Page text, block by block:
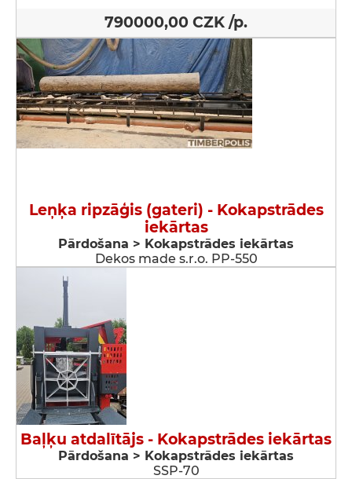
790000,00 CZK /p.
Leņķa ripzāģis (gateri) - Kokapstrādes
iekārtas
Pārdošana > Kokapstrādes iekārtas
Dekos made s.r.o. PP-550
Baļķu atdalītājs - Kokapstrādes iekārtas
Pārdošana > Kokapstrādes iekārtas
SSP-70